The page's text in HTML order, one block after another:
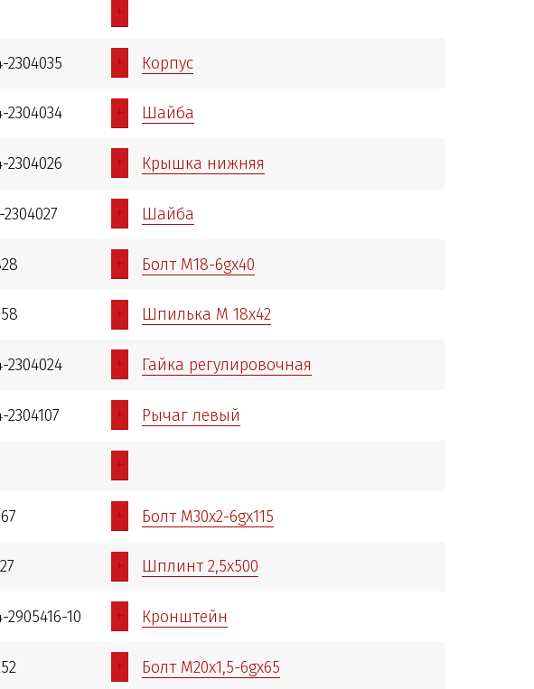
+
2304035 + Корпус
2304034 + Шайба
2304026 + Крышка нижняя
2304027 + Шайба
+ Болт М18-6gx40
+ Шпилька М 18х42
2304024 + Гайка регулировочная
2304107 + Рычаг левый
+
+ Болт М30х2-6gx115
+ Шплинт 2,5х500
2905416-10 + Кронштейн
+ Болт М20х1,5-6gх65